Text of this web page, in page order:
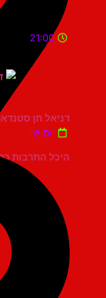
היכל התרבות כפר סבא
21:00
דניאל חן סטנדאפ
יום ש'